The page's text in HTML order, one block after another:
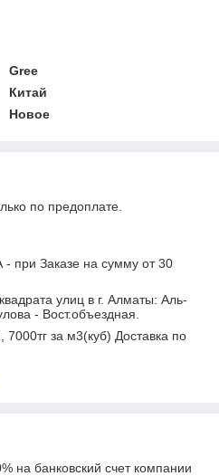
Gree
Китай
Новое
по предоплате.
Заказе на сумму от 30
улиц в г. Алматы: Аль-
- Вост.объездная.
за м3(куб) Доставка по
на банковский счет компании